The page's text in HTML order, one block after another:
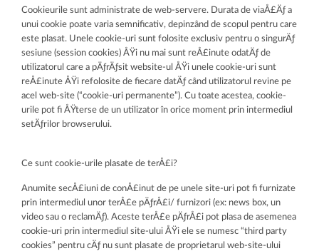
Cookieurile sunt administrate de web-servere. Durata de viaÅ£Äƒ a
unui cookie poate varia semnificativ, depinzând de scopul pentru care
este plasat. Unele cookie-uri sunt folosite exclusiv pentru o singurÄƒ
sesiune (session cookies) ÅŸi nu mai sunt reÅ£inute odatÄƒ de
utilizatorul care a pÄƒrÄƒsit website-ul ÅŸi unele cookie-uri sunt
reÅ£inute ÅŸi refolosite de fiecare datÄƒ când utilizatorul revine pe
acel web-site (“cookie-uri permanente”). Cu toate acestea, cookie-
urile pot fi ÅŸterse de un utilizator în orice moment prin intermediul
setÄƒrilor browserului.
Ce sunt cookie-urile plasate de terÅ£i?
Anumite secÅ£iuni de conÅ£inut de pe unele site-uri pot fi furnizate
prin intermediul unor terÅ£e pÄƒrÅ£i/ furnizori (ex: news box, un
video sau o reclamÄƒ). Aceste terÅ£e pÄƒrÅ£i pot plasa de asemenea
cookie-uri prin intermediul site-ului ÅŸi ele se numesc “third party
cookies” pentru cÄƒ nu sunt plasate de proprietarul web-site-ului